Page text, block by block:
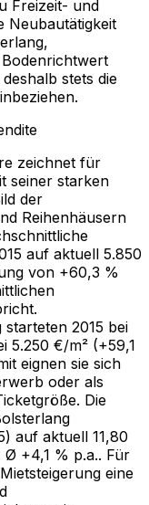
Freizeit- und
Neubautätigkeit
stets die
zeichnet für
seiner starken
der
Reihenhäusern
auf aktuell 5.850
von +60,3 %
2015 bei
5.250 €/m² (+59,1
eignen sie sich
oder als
Die
auf aktuell 11,80
+4,1 % p.a.. Für
eine